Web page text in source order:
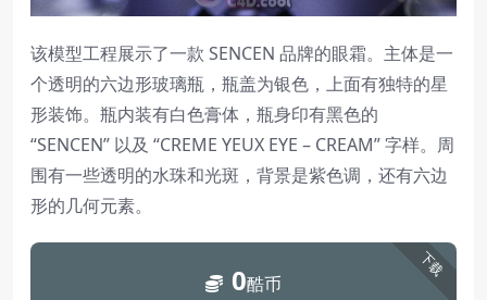
该模型工程展示了一款 SENCEN 品牌的眼霜。主体是一
个透明的六边形玻璃瓶，瓶盖为银色，上面有独特的星
形装饰。瓶内装有白色膏体，瓶身印有黑色的
“SENCEN” 以及 “CREME YEUX EYE – CREAM” 字样。周
围有一些透明的水珠和光斑，背景是紫色调，还有六边
形的几何元素。
下载
0酷币